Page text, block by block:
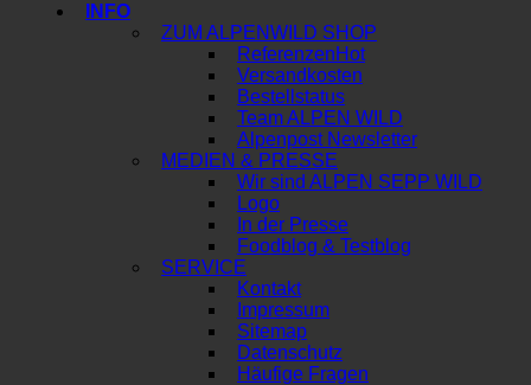
INFO
ZUM ALPENWILD SHOP
Referenzen
Versandkosten
Bestellstatus
Team ALPEN WILD
Alpenpost Newsletter
MEDIEN & PRESSE
Wir sind ALPEN SEPP WILD
Logo
In der Presse
Foodblog & Testblog
SERVICE
Kontakt
Impressum
Sitemap
Datenschutz
Häufige Fragen